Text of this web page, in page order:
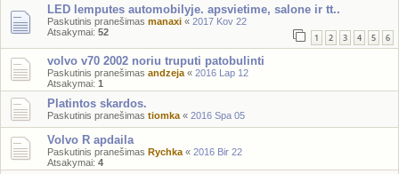
LED lemputes automobilyje. apsvietime, salone ir tt..
Paskutinis pranešimas manaxi « 2017 Kov 22
Atsakymai: 52 1 2 3 4 5 6
volvo v70 2002 noriu truputi patobulinti
Paskutinis pranešimas andzeja « 2016 Lap 12
Atsakymai: 1
Platintos skardos.
Paskutinis pranešimas tiomka « 2016 Spa 05
Volvo R apdaila
Paskutinis pranešimas Rychka « 2016 Bir 22
Atsakymai: 4